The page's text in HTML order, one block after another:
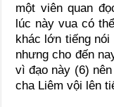
một viên quan
lúc này vua có
khác lớn tiếng nói
nhưng cho đến
vì đạo này (6)
cha Liêm vội lên